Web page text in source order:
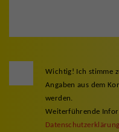
Wichtig! Ich stimme
Angaben aus dem
werden.
Weiterführende
Datenschutzerklärung